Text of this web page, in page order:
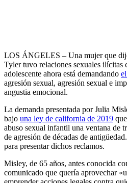
LOS ÁNGELES – Una mujer que
Tyler tuvo relaciones sexuales ilícitas
adolescente ahora está demandando
agresión sexual, agresión sexual e
angustia emocional.
La demanda presentada por Julia
bajo una ley de california de 2019
abuso sexual infantil una ventana de
de agresión de décadas de
para presentar dichos reclamos.
Misley, de 65 años, antes conocida
comunicado que quería aprovechar